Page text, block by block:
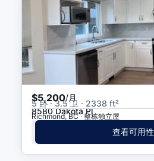
$5,200/月
5 卧 · 3.5 卫 · 2338 ft²
8580 Dakota Pl
Richmond, BC · 整栋独立屋
查看可用性